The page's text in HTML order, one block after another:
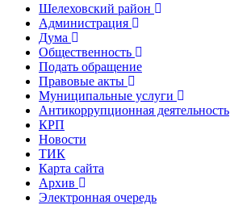
Шелеховский район
Администрация
Дума
Общественность
Подать обращение
Правовые акты
Муниципальные услуги
Антикоррупционная деятельность
КРП
Новости
ТИК
Карта сайта
Архив
Электронная очередь